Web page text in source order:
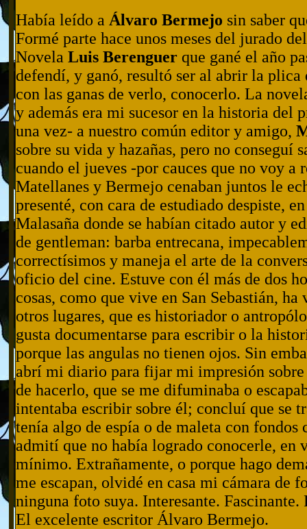
Había leído a Álvaro Bermejo sin saber
Formé parte hace unos meses del jurado
Novela Luis Berenguerque gané el año
defendí, y ganó, resultó ser al abrir la plica
con las ganas de verlo, conocerlo. La
y además era mi sucesor en la historia del
una vez- a nuestro común editor y amigo,
sobre su vida y hazañas, pero no conseguí
cuando el jueves -por cauces que no voy a
Matellanes y Bermejo cenaban juntos le
presenté, con cara de estudiado despiste,
Malasaña donde se habían citado autor y
de gentleman: barba entrecana,
correctísimos y maneja el arte de la
oficio del cine. Estuve con él más de dos
cosas, como que vive en San Sebastián,
otros lugares, que es historiador o
gusta documentarse para escribir o la
porque las angulas no tienen ojos. Sin
abrí mi diario para fijar mi impresión sobre
de hacerlo, que se me difuminaba o
intentaba escribir sobre él; concluí que se
tenía algo de espía o de maleta con
admití que no había logrado conocerle, en
mínimo. Extrañamente, o porque hago
me escapan, olvidé en casa mi cámara de
ninguna foto suya. Interesante.
El excelente escritor Álvaro Bermejo.